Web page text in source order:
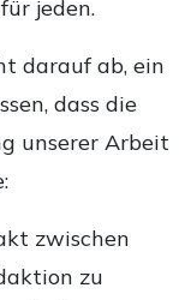
jeden.
darauf ab, ein
dass die
unserer Arbeit
zwischen
zu